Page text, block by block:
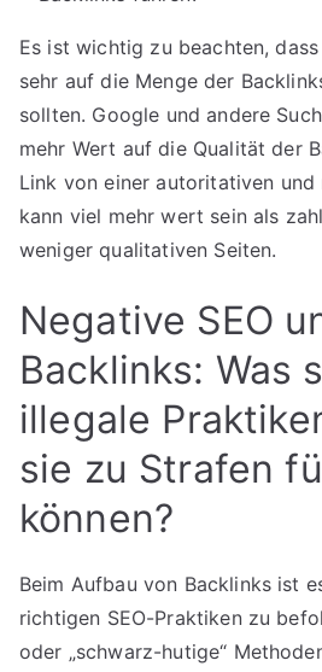
Es ist wichtig zu beachten,
sehr auf die Menge der
sollten. Google und andere
mehr Wert auf die Qualität der
Link von einer autoritativen und
kann viel mehr wert sein als
weniger qualitativen Seiten.
Negative SEO
Backlinks: Was
illegale
sie zu Strafen
können?
Beim Aufbau von Backlinks ist
richtigen SEO-Praktiken zu
oder „schwarz-hutige“